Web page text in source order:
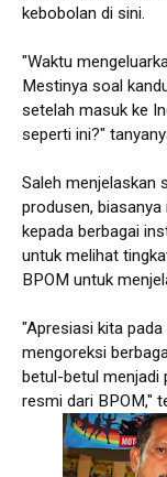
kebobolan di sini.
"Waktu
Mestinya soal
setelah masuk ke
seperti ini?"
Saleh menjelaskan
produsen,
kepada berbagai
untuk melihat
BPOM untuk
"Apresiasi kita
mengoreksi
betul-betul menjadi
resmi dari BPOM,"